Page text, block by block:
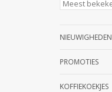
NIEUWIGHEDEN
PROMOTIES
KOFFIEKOEKJES